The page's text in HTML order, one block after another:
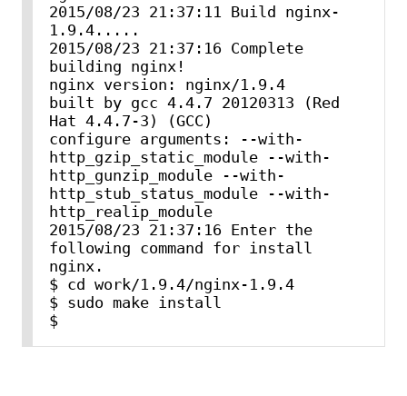
2015/08/23 21:37:11 Build nginx-
1.9.4.....
2015/08/23 21:37:16 Complete
building nginx!
nginx version: nginx/1.9.4
built by gcc 4.4.7 20120313 (Red
Hat 4.4.7-3) (GCC)
configure arguments: --with-
http_gzip_static_module --with-
http_gunzip_module --with-
http_stub_status_module --with-
http_realip_module
2015/08/23 21:37:16 Enter the
following command for install
nginx.
$ cd work/1.9.4/nginx-1.9.4
$ sudo make install
$